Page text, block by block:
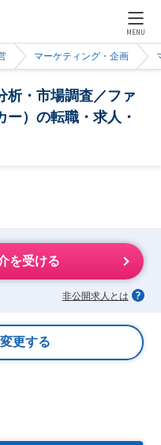
MENU
マーケティング・企画
析・市場調査／ファ
ー）の転職・求人・
を受ける
非公開求人とは
更する